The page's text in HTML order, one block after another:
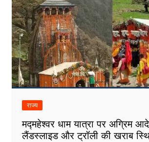
राज्य
मद्महेश्वर धाम यात्रा पर अग्रिम
लैंडस्लाइड और ट्रॉली की खराब